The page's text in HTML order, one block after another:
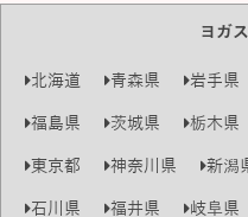
ヨガ
北海道 青森県 岩手県
福島県
茨城県 栃木県
東京都
神奈川県 新潟
石川県
福井県 岐阜県